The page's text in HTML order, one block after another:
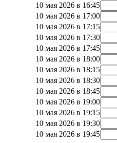
10 мая 2026 в 16:45
10 мая 2026 в 17:00
10 мая 2026 в 17:15
10 мая 2026 в 17:30
10 мая 2026 в 17:45
10 мая 2026 в 18:00
10 мая 2026 в 18:15
10 мая 2026 в 18:30
10 мая 2026 в 18:45
10 мая 2026 в 19:00
10 мая 2026 в 19:15
10 мая 2026 в 19:30
10 мая 2026 в 19:45